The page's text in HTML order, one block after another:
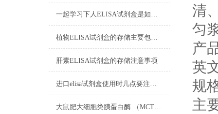
一起学习下人ELISA试剂盒是如何储存的
植物ELISA试剂盒的存储主要包括以下几个方面
肝素ELISA试剂盒的存储注意事项
进口elisa试剂盒使用时几点要注意的地方
大鼠肥大细胞类胰蛋白酶 （MCT）ELISA Kit​试剂配制步骤
清
匀
产
英
规
主